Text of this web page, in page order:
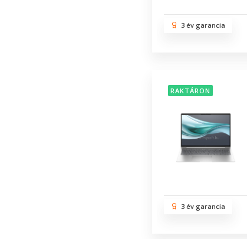
3 év garancia
RAKTÁRON
3 év garancia